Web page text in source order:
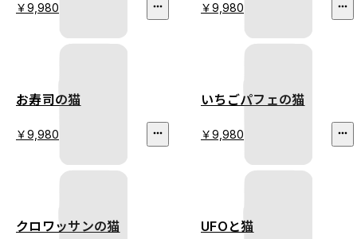
￥9,980 ￥9,980
お寿司の猫
￥9,980
いちごパフェの猫
￥9,980
クロワッサンの猫 UFOと猫